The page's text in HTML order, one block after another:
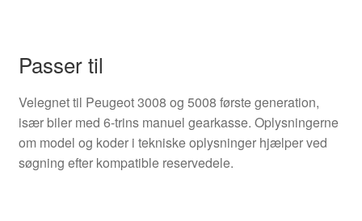
Passer til
Velegnet til Peugeot 3008 og 5008 første generation,
især biler med 6-trins manuel gearkasse. Oplysningerne
om model og koder i tekniske oplysninger hjælper ved
søgning efter kompatible reservedele.